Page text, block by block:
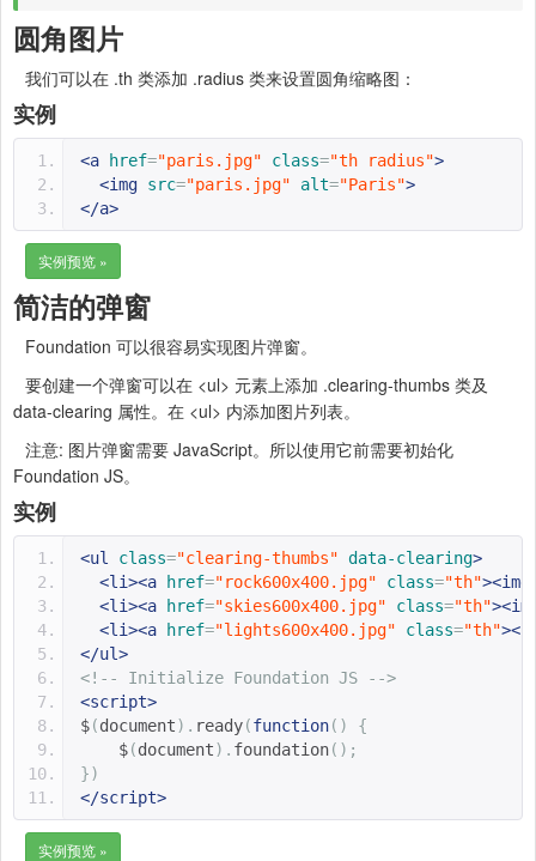
圆角图片
我们可以在 .th 类添加 .radius 类来设置圆角缩略图：
实例
<a href="paris.jpg" class="th radius">
<img src="paris.jpg" alt="Paris">
</a>
实例预览 »
简洁的弹窗
Foundation 可以很容易实现图片弹窗。
要创建一个弹窗可以在 <ul> 元素上添加 .clearing-thumbs 类及
data-clearing 属性。在 <ul> 内添加图片列表。
注意: 图片弹窗需要 JavaScript。所以使用它前需要初始化
Foundation JS。
实例
<ul class="clearing-thumbs" data-clearing>
<li><a
href="rock600x400.jpg" class="th"><img
<li><a
href="skies600x400.jpg" class="th"
<li><a
href="lights600x400.jpg" class="th"
</ul>
<!-- Initialize Foundation JS -->
<script>
$(document). ready(function()
{
$(document). foundation();
})
</script>
实例预览 »